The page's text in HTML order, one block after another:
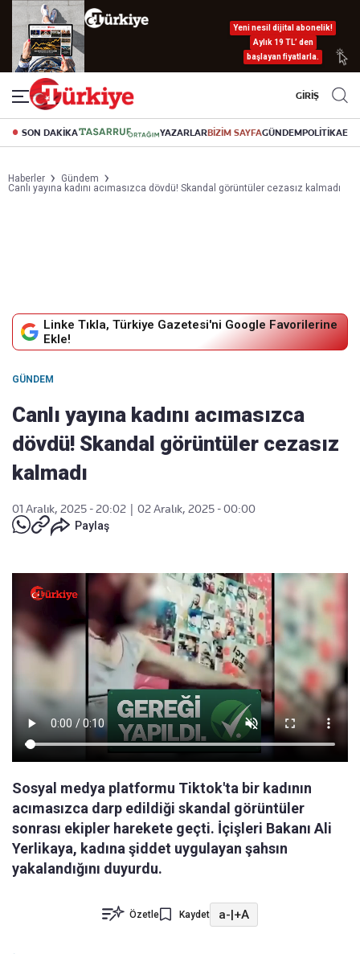
Yeni nesil dijital abonelik!
Aylık 19 TL’ den
başlayan fiyatlarla.
GİRİŞ
SON DAKİKA YAZARLARBİZİM SAYFAGÜNDEMPOLİTİKA
Haberler
Gündem
Canlı yayına kadını acımasızca dövdü! Skandal görüntüler cezasız kalmadı
Linke Tıkla, Türkiye Gazetesi'ni Google Favorilerine
Ekle!
GÜNDEM
Canlı yayına kadını acımasızca
dövdü! Skandal görüntüler cezasız
kalmadı
01 Aralık, 2025 - 20:02
02 Aralık, 2025 - 00:00
Paylaş
Sosyal medya platformu Tiktok'ta bir kadının
acımasızca darp edildiği skandal görüntüler
sonrası ekipler harekete geçti. İçişleri Bakanı Ali
Yerlikaya, kadına şiddet uygulayan şahsın
yakalandığını duyurdu.
Özetle Kaydet a-|+A